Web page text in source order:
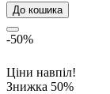
До кошика
-50%
Ціни навпіл!
Знижка 50%